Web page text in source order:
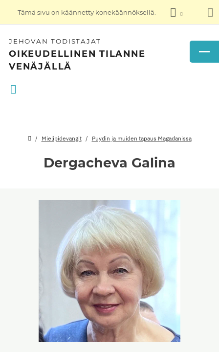
Tämä sivu on käännetty konekäännöksellä.
JEHOVAN TODISTAJAT
OIKEUDELLINEN TILANNE
VENÄJÄLLÄ
Mielipidevangit Puydin ja muiden tapaus Magadanissa
Dergacheva Galina